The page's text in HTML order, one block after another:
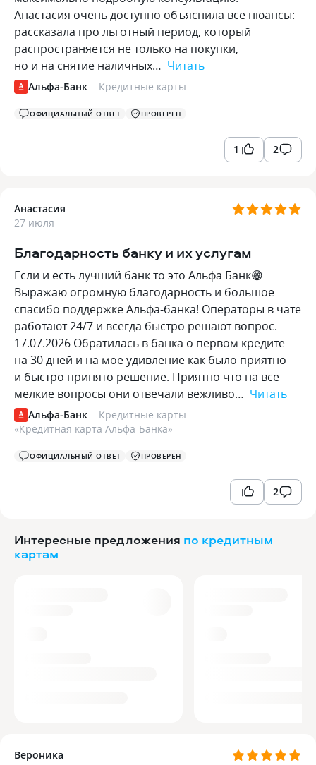
Анастасия очень доступно объяснила все нюансы:
рассказала про льготный период, который
распространяется не только на покупки,
но и на снятие наличных… Читать
Альфа-Банк Кредитные карты
ОФИЦИАЛЬНЫЙ ОТВЕТ ПРОВЕРЕН
1 2
Анастасия
27 июля
Благодарность банку и их услугам
Если и есть лучший банк то это Альфа Банк😁
Выражаю огромную благодарность и большое
спасибо поддержке Альфа-банка! Операторы в чате
работают 24/7 и всегда быстро решают вопрос.
17.07.2026 Обратилась в банка о первом кредите
на 30 дней и на мое удивление как было приятно
и быстро принято решение. Приятно что на все
мелкие вопросы они отвечали вежливо… Читать
Альфа-Банк
Кредитные карты
«Кредитная карта Альфа-Банка»
ОФИЦИАЛЬНЫЙ ОТВЕТ ПРОВЕРЕН
2
Интересные предложения по кредитным
картам
Вероника